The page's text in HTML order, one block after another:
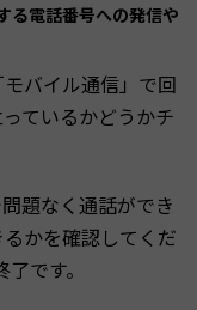
る電話番号への発信や
バイル通信」で回
ているかどうかチ
題なく通話ができ
かを確認してくだ
です。